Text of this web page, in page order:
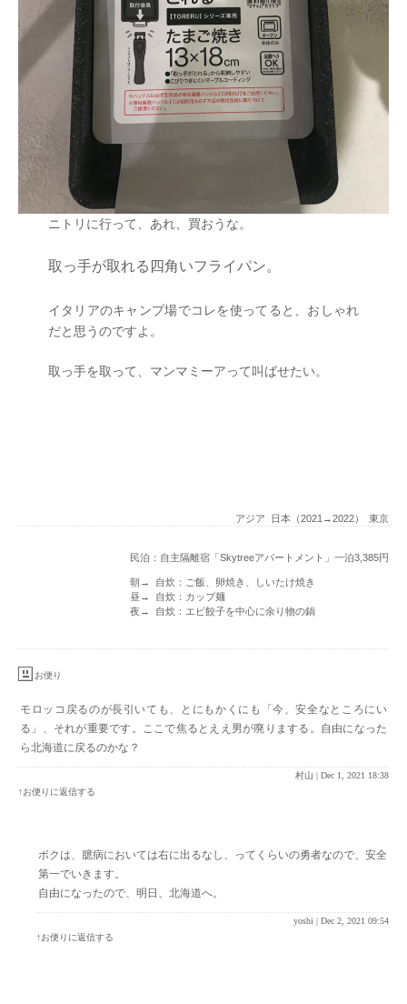
ニトリに行って、あれ、買おうな。
取っ手が取れる四角いフライパン。
イタリアのキャンプ場でコレを使ってると、おしゃれ
だと思うのですよ。
取っ手を取って、マンマミーアって叫ばせたい。
アジア 日本（2021→2022） 東京
民泊：自主隔離宿「Skytreeアパートメント」一泊3,385円
朝→ 自炊：ご飯、卵焼き、しいたけ焼き
昼→ 自炊：カップ麺
夜→ 自炊：エビ餃子を中心に余り物の鍋
お便り
モロッコ戻るのが長引いても、とにもかくにも「今、安全なところにい
る」、それが重要です。ここで焦るとええ男が廃りまする。自由になった
ら北海道に戻るのかな？
村山 | Dec 1, 2021 18:38
↑お便りに返信する
ボクは、臆病においては右に出るなし、ってくらいの勇者なので、安全
第一でいきます。
自由になったので、明日、北海道へ。
yoshi | Dec 2, 2021 09:54
↑お便りに返信する